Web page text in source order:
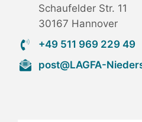
Schaufelder Str. 11
30167 Hannover
+49 511 969 229 49
post@LAGFA-